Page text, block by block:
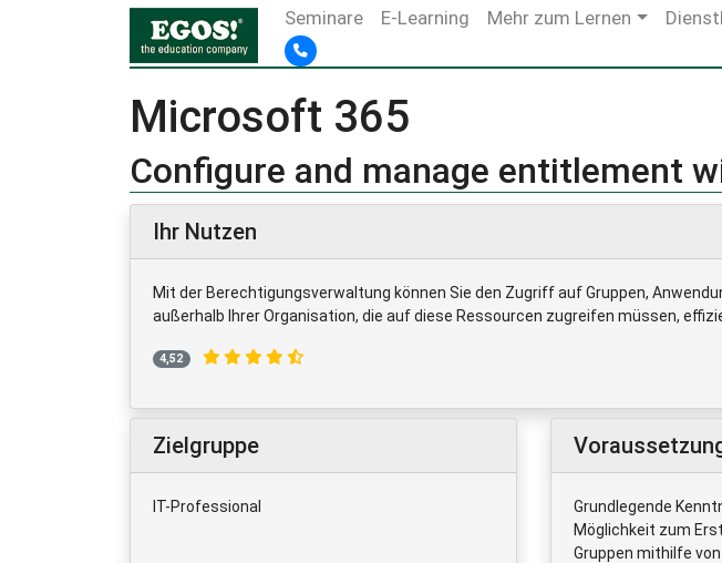
Seminare E-Learning Mehr zum Lernen
Microsoft 365
Configure and manage entitlement
Ihr Nutzen
Mit der Berechtigungsverwaltung können Sie den Zugriff auf Gruppen,
außerhalb Ihrer Organisation, die auf diese Ressourcen zugreifen müssen,
4,52
Zielgruppe
IT-Professional
Grundlegende
Möglichkeit zum
Gruppen mithilfe